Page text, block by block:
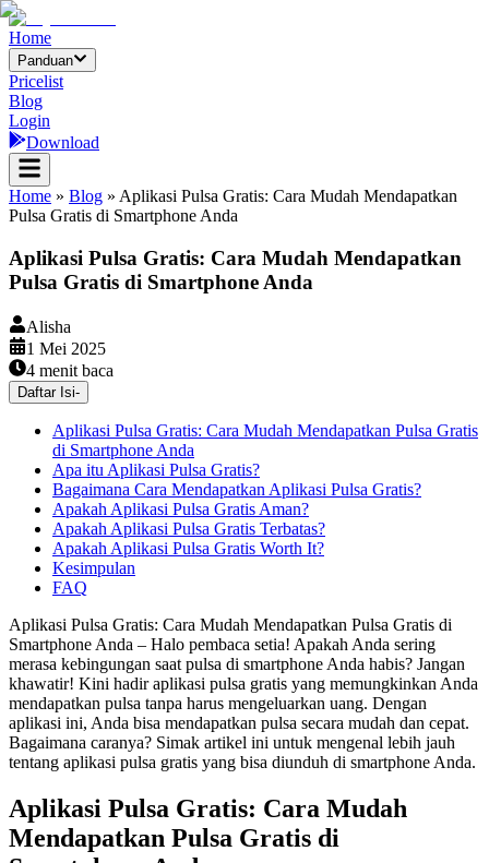
Home
Panduan
Pricelist
Blog
Login
Download
Home » Blog » Aplikasi Pulsa Gratis: Cara Mudah Mendapatkan
Pulsa Gratis di Smartphone Anda
Aplikasi Pulsa Gratis: Cara Mudah Mendapatkan
Pulsa Gratis di Smartphone Anda
Alisha
1 Mei 2025
4 menit baca
Daftar Isi-
Aplikasi Pulsa Gratis: Cara Mudah Mendapatkan Pulsa Gratis
di Smartphone Anda
Apa itu Aplikasi Pulsa Gratis?
Bagaimana Cara Mendapatkan Aplikasi Pulsa Gratis?
Apakah Aplikasi Pulsa Gratis Aman?
Apakah Aplikasi Pulsa Gratis Terbatas?
Apakah Aplikasi Pulsa Gratis Worth It?
Kesimpulan
FAQ
Aplikasi Pulsa Gratis: Cara Mudah Mendapatkan Pulsa Gratis di
Smartphone Anda – Halo pembaca setia! Apakah Anda sering
merasa kebingungan saat pulsa di smartphone Anda habis? Jangan
khawatir! Kini hadir aplikasi pulsa gratis yang memungkinkan Anda
mendapatkan pulsa tanpa harus mengeluarkan uang. Dengan
aplikasi ini, Anda bisa mendapatkan pulsa secara mudah dan cepat.
Bagaimana caranya? Simak artikel ini untuk mengenal lebih jauh
tentang aplikasi pulsa gratis yang bisa diunduh di smartphone Anda.
Aplikasi Pulsa Gratis: Cara Mudah
Mendapatkan Pulsa Gratis di